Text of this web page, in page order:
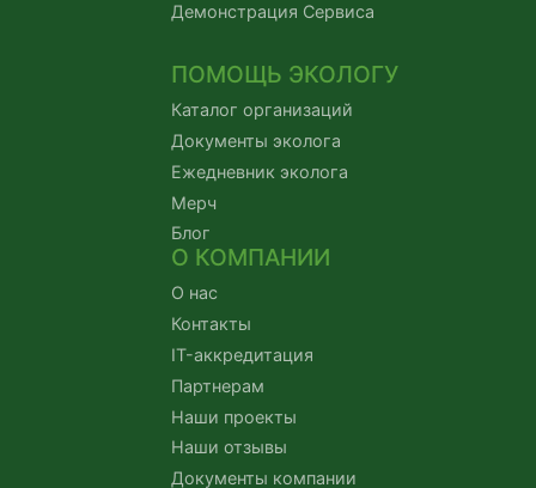
Демонстрация Сервиса
ПОМОЩЬ ЭКОЛОГУ
Каталог организаций
Документы эколога
Ежедневник эколога
Мерч
Блог
О КОМПАНИИ
О нас
Контакты
IT-аккредитация
Партнерам
Наши проекты
Наши отзывы
Документы компании